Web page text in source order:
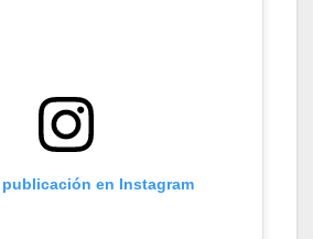
publicación en Instagram